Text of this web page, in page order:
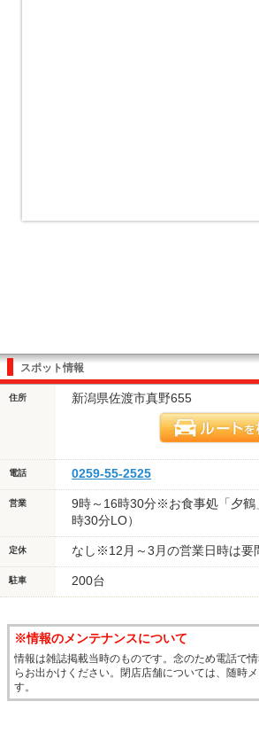
スポット情報
住所 新潟県佐渡市真野655
電話 0259-55-2525
営業
9時～16時30分※お食事処「夕鶴
時30分LO）
定休 なし※12月～3月の営業日時は要
駐車 200台
※情報のメンテナンスについて
情報は雑誌掲載当時のものです。念のため電話で
らお出かけください。閉店店舗については、随時
す。